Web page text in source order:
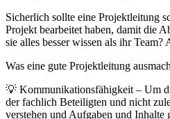
Sicherlich sollte eine Projektleitung
Projekt bearbeitet haben, damit die
sie alles besser wissen als ihr Team?
Was eine gute Projektleitung
💡 Kommunikationsfähigkeit – Um
der fachlich Beteiligten und nicht
verstehen und Aufgaben und Inhalte